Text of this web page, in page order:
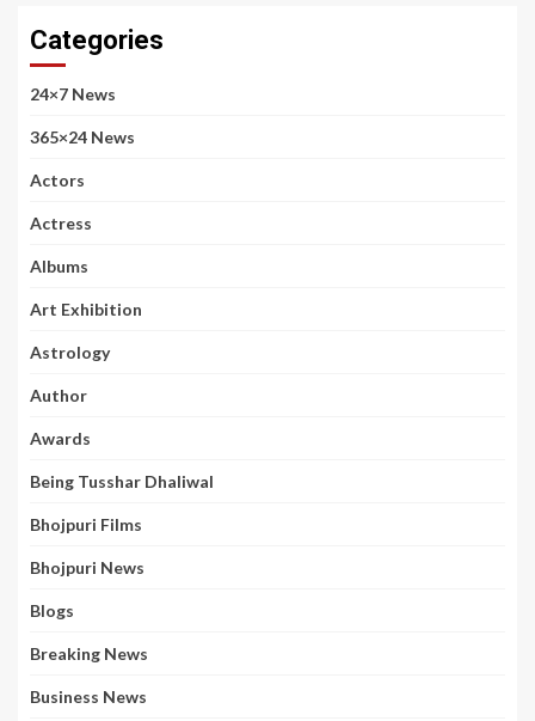
Categories
24×7 News
365×24 News
Actors
Actress
Albums
Art Exhibition
Astrology
Author
Awards
Being Tusshar Dhaliwal
Bhojpuri Films
Bhojpuri News
Blogs
Breaking News
Business News